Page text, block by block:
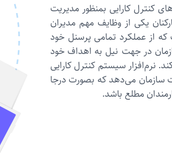
کنترل کارایی بمنظور مدیریت
یکی از وظایف مهم مدیران
از عملکرد تمامی پرسنل خود
در جهت نیل به اهداف خود
نرم‌افزار سیستم کنترل کارایی
سازمان می‌دهد که بصورت درجا
مطلع باشد.